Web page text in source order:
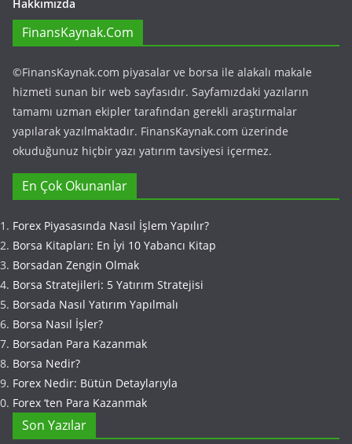
Hakkımızda
FinansKaynak.Com
©FinansKaynak.com piyasalar ve borsa ile alakalı makale
hizmeti sunan bir web sayfasıdır. Sayfamızdaki yazıların
tamamı uzman ekipler tarafından gerekli araştırmalar
yapılarak yazılmaktadır. FinansKaynak.com üzerinde
okuduğunuz hiçbir yazı yatırım tavsiyesi içermez.
En Çok Okunanlar
Forex Piyasasında Nasıl İşlem Yapılır?
Borsa Kitapları: En İyi 10 Yabancı Kitap
Borsadan Zengin Olmak
Borsa Stratejileri: 5 Yatırım Stratejisi
Borsada Nasıl Yatırım Yapılmalı
Borsa Nasıl İşler?
Borsadan Para Kazanmak
Borsa Nedir?
Forex Nedir: Bütün Detaylarıyla
Forex ‘ten Para Kazanmak
Son Yazılar